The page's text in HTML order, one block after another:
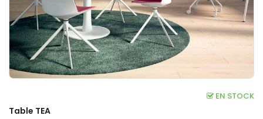
EN STOCK
Table TEA